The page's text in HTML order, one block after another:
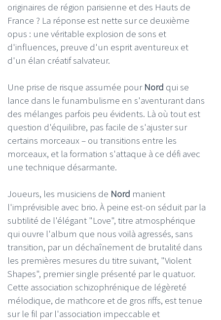
originaires de région parisienne et des Hauts de
France ? La réponse est nette sur ce deuxième
opus : une véritable explosion de sons et
d'influences, preuve d'un esprit aventureux et
d'un élan créatif salvateur.
Une prise de risque assumée pour Nord qui se
lance dans le funambulisme en s'aventurant dans
des mélanges parfois peu évidents. Là où tout est
question d'équilibre, pas facile de s'ajuster sur
certains morceaux – ou transitions entre les
morceaux, et la formation s'attaque à ce défi avec
une technique désarmante.
Joueurs, les musiciens de Nord manient
l'imprévisible avec brio. À peine est-on séduit par la
subtilité de l'élégant "Love", titre atmosphérique
qui ouvre l'album que nous voilà agressés, sans
transition, par un déchaînement de brutalité dans
les premières mesures du titre suivant, "Violent
Shapes", premier single présenté par le quatuor.
Cette association schizophrénique de légèreté
mélodique, de mathcore et de gros riffs, est tenue
sur le fil par l'association impeccable et